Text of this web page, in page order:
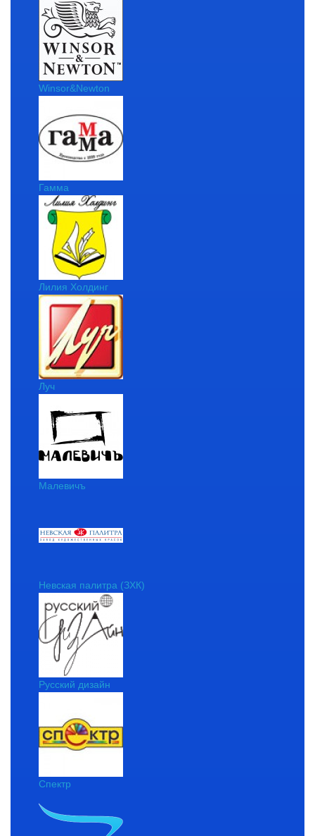
Winsor&Newton
Гамма
Лилия Холдинг
Луч
Малевичъ
Невская палитра (ЗХК)
Русский дизайн
Спектр